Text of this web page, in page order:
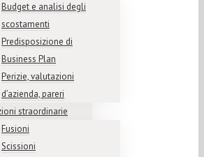
Budget e analisi degli
scostamenti
Predisposizione di
Business Plan
Perizie, valutazioni
d’azienda, pareri
straordinarie
Fusioni
Scissioni